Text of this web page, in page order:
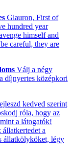
Glauron, First of
hundred year
himself and
careful, they are
Válj a négy
díjnyertes középkori
kedved szerint
róla, hogy az
a látogatók!
állatkertedet a
állatkölyköket, légy